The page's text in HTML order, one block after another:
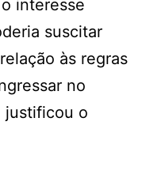
interesse
suscitar
às regras
no
justificou o